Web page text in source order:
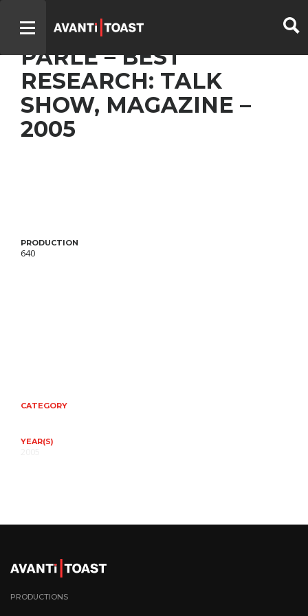
TOUT LE MONDE EN
PARLE – BEST
RESEARCH: TALK
SHOW, MAGAZINE –
2005
PRODUCTION
640
CATEGORY
YEAR(S)
PRODUCTIONS